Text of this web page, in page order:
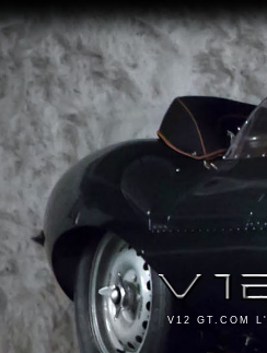
V12 GT.COM